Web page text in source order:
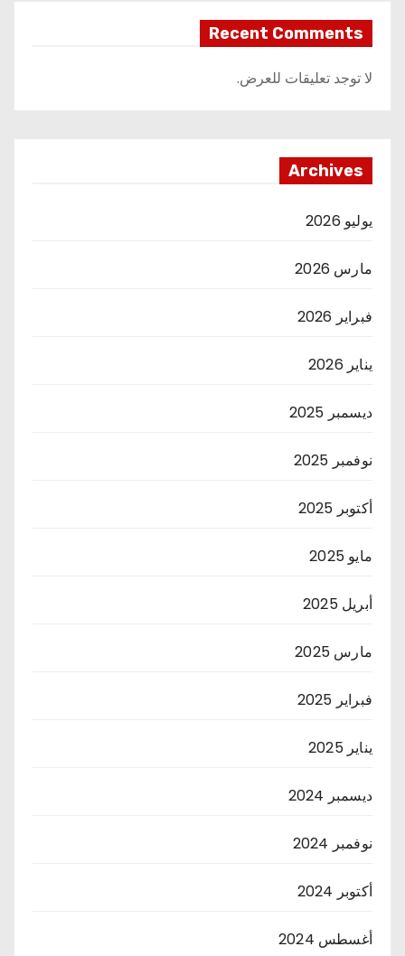
Recent Comments
لا توجد تعليقات للعرض.
Archives
يوليو 2026
مارس 2026
فبراير 2026
يناير 2026
ديسمبر 2025
نوفمبر 2025
أكتوبر 2025
مايو 2025
أبريل 2025
مارس 2025
فبراير 2025
يناير 2025
ديسمبر 2024
نوفمبر 2024
أكتوبر 2024
أغسطس 2024